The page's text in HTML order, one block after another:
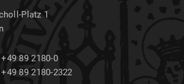
Platz 1
+49 89 2180-0
+49 89 2180-2322